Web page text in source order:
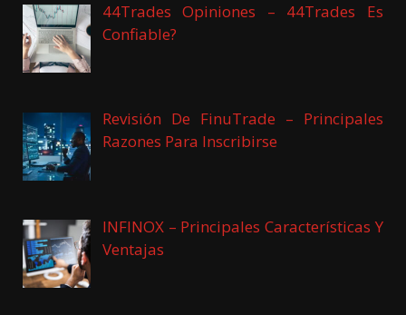
44Trades Opiniones – 44Trades Es
Confiable?
Revisión De FinuTrade – Principales
Razones Para Inscribirse
INFINOX – Principales Características Y
Ventajas